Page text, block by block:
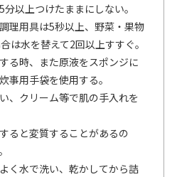
以上つけたままにしない。
理用具は5秒以上、野菜・果物
は水を替えて2回以上すすぐ。
る時、また原液をスポンジに
事用手袋を使用する。
、クリーム等で肌の手入れを
ると変質することがあるの
く水で洗い、乾かしてから詰